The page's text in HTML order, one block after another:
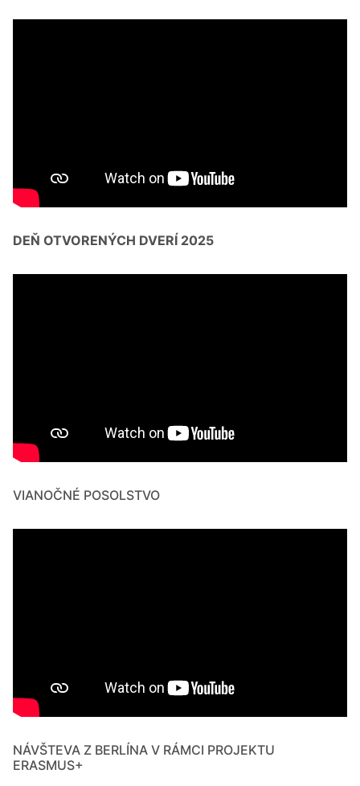
DEŇ OTVORENÝCH DVERÍ 2025
VIANOČNÉ POSOLSTVO
NÁVŠTEVA Z BERLÍNA V RÁMCI PROJEKTU
ERASMUS+